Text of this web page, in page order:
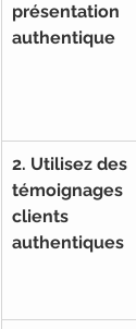
présentation
authentique
2. Utilisez des
témoignages
clients
authentiques